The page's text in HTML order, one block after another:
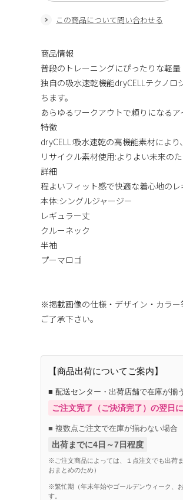
この商品について問い合わせる
商品情報
普段のトレーニングにぴったりな軽量
独自の吸水速乾機能dryCELLテクノ
ちます。
あらゆるワークアウトで頼りになるア
特徴
dryCELL:吸水速乾の高機能素材によ
リサイクル素材使用:よりよい未来の
詳細
程よいフィット感で快適な着心地のレ
本体:シングルジャージー
レギュラー丈
クルーネック
半袖
プーマロゴ
※掲載画像の仕様・デザイン・カラ
ご了承下さい。
【商品出荷についてご案内】
■ 配送センター・出荷店舗で在庫が揃
ご注文完了（ご決済完了）の翌日
■ 複数点ご注文で在庫が揃わない場合
出荷までに4日～7日程度
※ご注文商品によっては、１点注文でも出荷
おまとめのため）
※繁忙期（年末年始やゴールデンウィーク、
す。